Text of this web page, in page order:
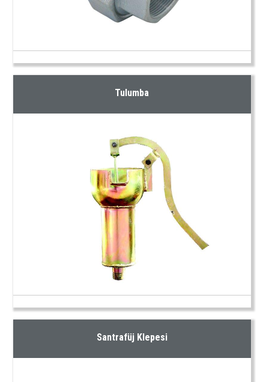
Tulumba
Santrafüj Klepesi